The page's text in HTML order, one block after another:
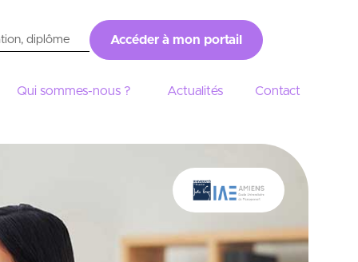
Accéder à mon portail
Qui sommes-nous ? Actualités Contact